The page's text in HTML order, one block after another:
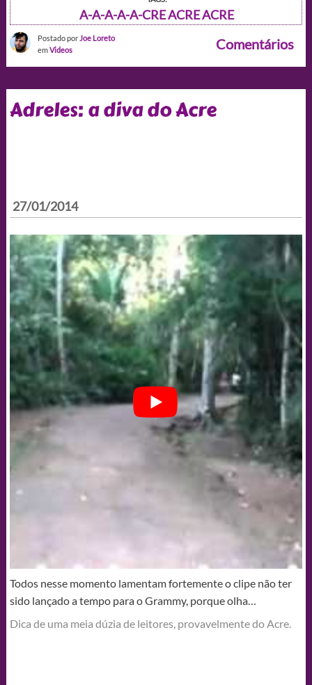
A-A-A-A-A-CRE ACRE ACRE
Postado por Joe Loreto
emVideos Comentários
Adreles: a diva do Acre
27/01/2014
Todos nesse momento lamentam fortemente o clipe não ter
sido lançado a tempo para o Grammy, porque olha…
Dica de uma meia dúzia de leitores, provavelmente do Acre.